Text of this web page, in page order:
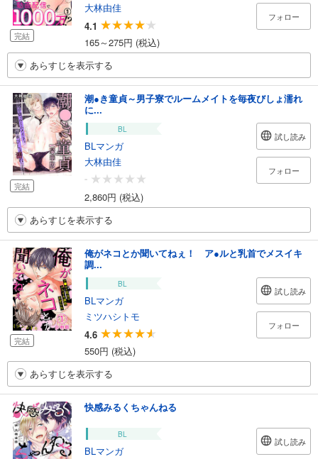
完結
大林由佳
4.1
165～275円 (税込)
フォロー
あらすじを表示する
完結
潮●き童貞～男子寮でルームメイトを毎夜びしょ濡れ
に...
BL
BLマンガ
大林由佳
-
2,860円 (税込)
試し読み
フォロー
あらすじを表示する
完結
俺がネコとか聞いてねぇ！ ア●ルと乳首でメスイキ
調...
BL
BLマンガ
ミツハシトモ
4.6
550円 (税込)
試し読み
フォロー
あらすじを表示する
快感みるくちゃんねる
BL
BLマンガ
試し読み